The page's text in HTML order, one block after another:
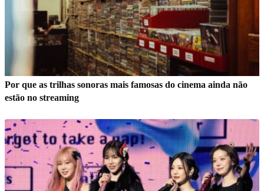
Por que as trilhas sonoras mais famosas do cinema ainda não
estão no streaming